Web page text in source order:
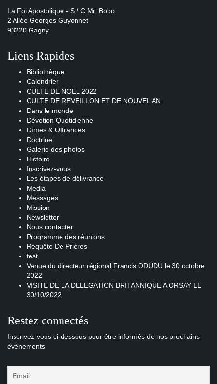
La Foi Apostolique - S / C Mr. Bobo
2 Allée Georges Guyonnet
93220 Gagny
Liens Rapides
Bibliothèque
Calendrier
CULTE DE NOEL 2022
CULTE DE REVEILLON ET DE NOUVEL AN
Dans le monde
Dévotion Quotidienne
Dîmes & Offrandes
Doctrine
Galerie des photos
Histoire
Inscrivez-vous
Les étapes de délivrance
Media
Messages
Mission
Newsletter
Nous contacter
Programme des réunions
Requête De Prières
test
Venue du directeur régional Francis ODUDU le 30 octobre
2022
VISITE DE LA DELEGATION BRITANNIQUE A ORSAY LE
30/10/2022
Restez connectés
Inscrivez-vous ci-dessous pour être informés de nos prochains
événements